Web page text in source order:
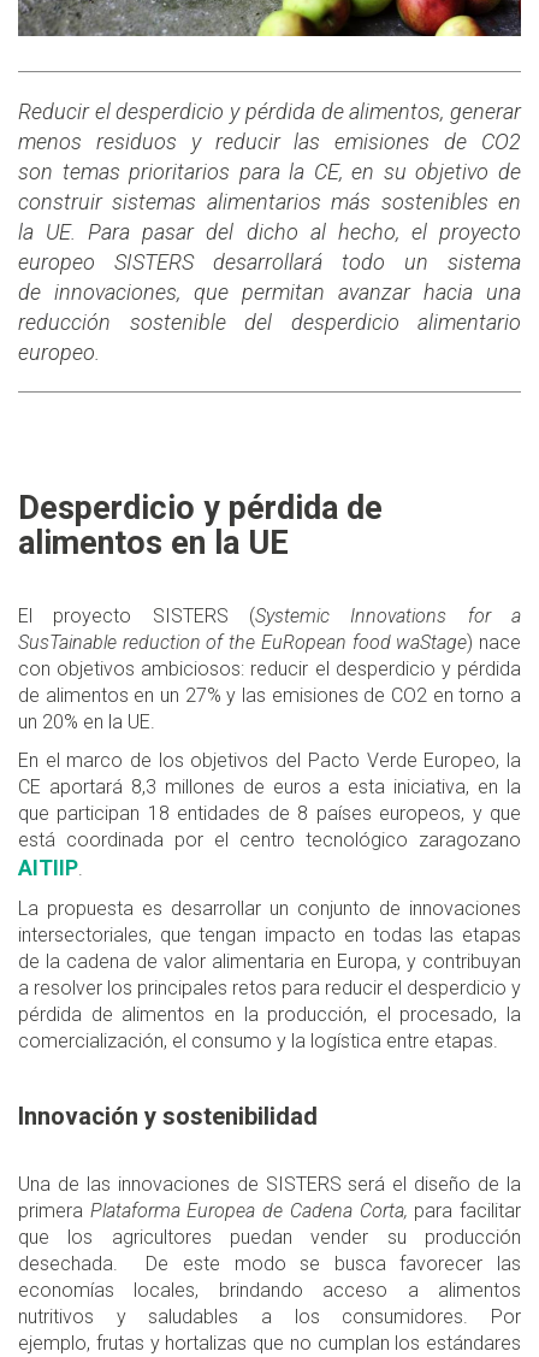
Reducir el desperdicio y pérdida de alimentos, generar
menos residuos y reducir las emisiones de CO2
son temas prioritarios para la CE, en su objetivo de
construir sistemas alimentarios más sostenibles en
la UE. Para pasar del dicho al hecho, el proyecto
europeo SISTERS desarrollará todo un sistema
de innovaciones, que permitan avanzar hacia una
reducción sostenible del desperdicio alimentario
europeo.
Desperdicio y pérdida de
alimentos en la UE
El proyecto SISTERS (Systemic Innovations for a
SusTainable reduction of the EuRopean food waStage) nace
con objetivos ambiciosos: reducir el desperdicio y pérdida
de alimentos en un 27% y las emisiones de CO2 en torno a
un 20% en la UE.
En el marco de los objetivos del Pacto Verde Europeo, la
CE aportará 8,3 millones de euros a esta iniciativa, en la
que participan 18 entidades de 8 países europeos, y que
está coordinada por el centro tecnológico zaragozano
AITIIP.
La propuesta es desarrollar un conjunto de innovaciones
intersectoriales, que tengan impacto en todas las etapas
de la cadena de valor alimentaria en Europa, y contribuyan
a resolver los principales retos para reducir el desperdicio y
pérdida de alimentos en la producción, el procesado, la
comercialización, el consumo y la logística entre etapas.
Innovación y sostenibilidad
Una de las innovaciones de SISTERS será el diseño de la
primera Plataforma Europea de Cadena Corta, para facilitar
que los agricultores puedan vender su producción
desechada. De este modo se busca favorecer las
economías locales, brindando acceso a alimentos
nutritivos y saludables a los consumidores. Por
ejemplo, frutas y hortalizas que no cumplan los estándares